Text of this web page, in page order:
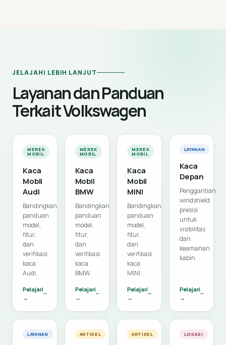
JELAJAHI LEBIH LANJUT
Layanan dan Panduan
Terkait Volkswagen
MEREK
MOBIL
Kaca
Mobil
Audi
Bandingkan
panduan
model,
fitur,
dan
verifikasi
kaca
Audi.
Pelajari
→
MEREK
MOBIL
Kaca
Mobil
BMW
Bandingkan
panduan
model,
fitur,
dan
verifikasi
kaca
BMW.
Pelajari
→
MEREK
MOBIL
Kaca
Mobil
MINI
Bandingkan
panduan
model,
fitur,
dan
verifikasi
kaca
MINI.
Pelajari
→
LAYANAN
Kaca
Depan
Penggantian
windshield
presisi
untuk
visibilitas
dan
keamanan
kabin.
Pelajari
→
LAYANAN ARTIKEL ARTIKEL LOKASI